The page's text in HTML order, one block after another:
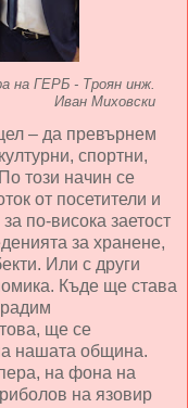
на ГЕРБ - Троян инж.
Иван Миховски
– да превърнем
спортни,
този начин се
от посетители и
по-висока заетост
за хранене,
Или с други
Къде ще става
ще се
нашата община.
на фона на
на язовир